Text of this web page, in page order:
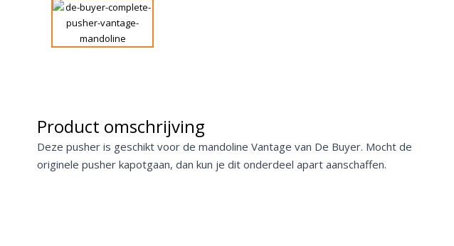
Product omschrijving
Deze pusher is geschikt voor de mandoline Vantage van De Buyer. Mocht de
originele pusher kapotgaan, dan kun je dit onderdeel apart aanschaffen.